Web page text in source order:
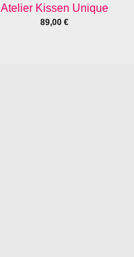
Atelier Kissen Unique
89,00 €